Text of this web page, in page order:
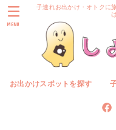
子連れお出かけ・オトクに
お出かけスポットを探す
MENU